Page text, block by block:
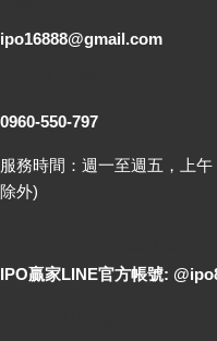
ipo16888@gmail.com
0960-550-797
服務時間：週一至週五，上
除外)
IPO贏家LINE官方帳號: